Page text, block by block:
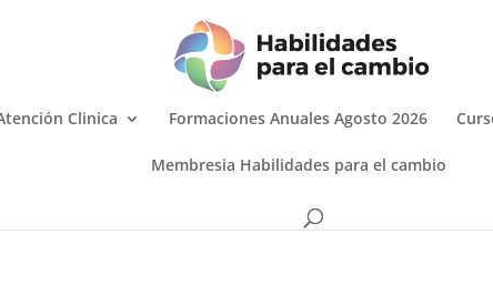
Clinica Formaciones Anuales Agosto 2026
Membresia Habilidades para el cambio